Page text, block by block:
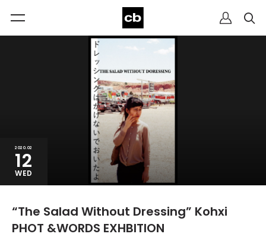
2020.02
12
WED
“The Salad Without Dressing” Kohxi
PHOT &WORDS EXHBITION